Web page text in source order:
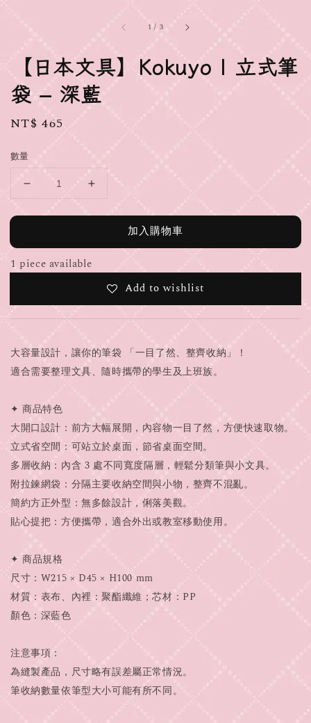
1 / 3
【日本文具】Kokuyo | 立式筆
袋 – 深藍
Regular
NT$ 465
數量
加入購物車
1 piece available
Add to wishlist
大容量設計，讓你的筆袋 「一目了然、整齊收納」！
適合需要整理文具、隨時攜帶的學生及上班族。
✦ 商品特色
大開口設計：前方大幅展開，內容物一目了然，方便快速取物。
立式省空間：可站立於桌面，節省桌面空間。
多層收納：內含 3 處不同寬度隔層，輕鬆分類筆與小文具。
附拉鍊網袋：分隔主要收納空間與小物，整齊不混亂。
簡約方正外型：無多餘設計，俐落美觀。
貼心提把：方便攜帶，適合外出或教室移動使用。
✦ 商品規格
尺寸：W215 × D45 × H100 mm
材質：表布、內裡：聚酯纖維；芯材：PP
顏色：深藍色
注意事項：
為縫製產品，尺寸略有誤差屬正常情況。
筆收納數量依筆型大小可能有所不同。